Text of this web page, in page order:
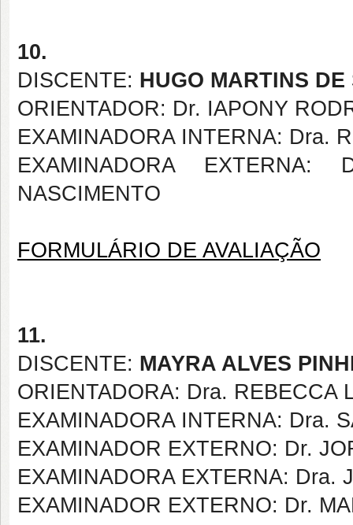
10.
DISCENTE: HUGO MARTINS DE
ORIENTADOR: Dr. IAPONY
EXAMINADORA INTERNA: Dra.
EXAMINADORA
NASCIMENTO
FORMULÁRIO DE AVALIAÇÃO
11.
DISCENTE: MAYRA ALVES
ORIENTADORA: Dra. REBECCA
EXAMINADORA INTERNA: Dra.
EXAMINADOR EXTERNO: Dr.
EXAMINADORA EXTERNA: Dra.
EXAMINADOR EXTERNO: Dr.